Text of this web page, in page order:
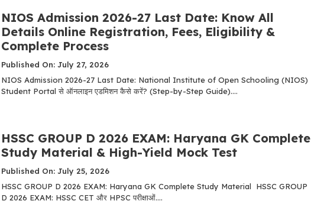
NIOS Admission 2026-27 Last Date: Know All
Details Online Registration, Fees, Eligibility &
Complete Process
Published On: July 27, 2026
NIOS Admission 2026-27 Last Date: National Institute of Open Schooling (NIOS)
Student Portal से ऑनलाइन एडमिशन कैसे करें? (Step-by-Step Guide)....
HSSC GROUP D 2026 EXAM: Haryana GK Complete
Study Material & High-Yield Mock Test
Published On: July 25, 2026
HSSC GROUP D 2026 EXAM: Haryana GK Complete Study Material HSSC GROUP
D 2026 EXAM: HSSC CET और HPSC परीक्षाओं....